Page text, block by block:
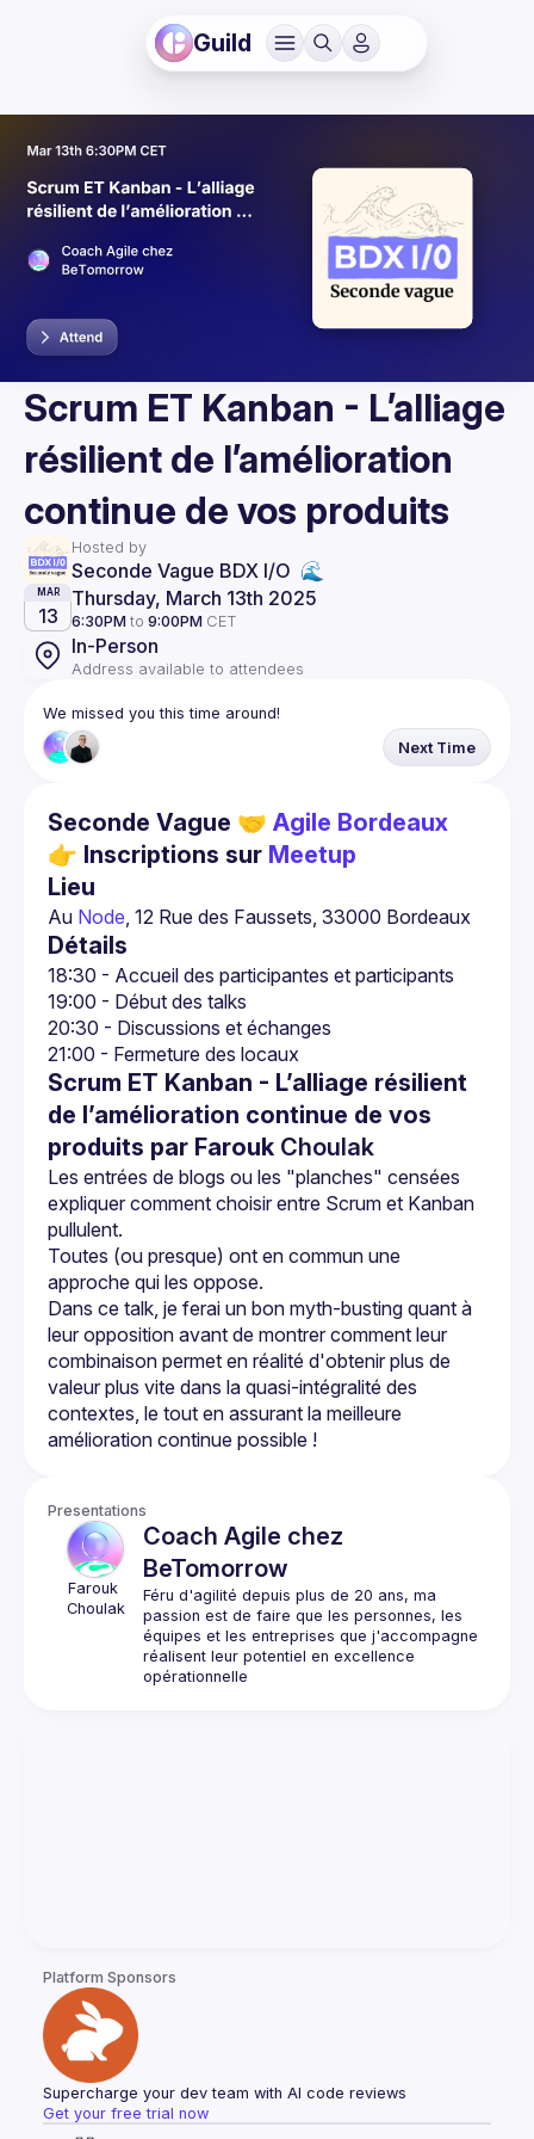
Guild
Scrum ET Kanban - L’alliage
résilient de l’amélioration
continue de vos produits
Hosted by
Seconde Vague BDX I/O  🌊
MAR
13
Thursday, March 13th 2025
6:30PM to 9:00PM CET
In-Person
Address available to attendees
We missed you this time around!
Next Time
Seconde Vague 🤝 Agile Bordeaux
👉 Inscriptions sur Meetup
Lieu
Au Node, 12 Rue des Faussets, 33000 Bordeaux
Détails
Scrum ET Kanban - L’alliage résilient
de l’amélioration continue de vos
produits par Farouk Choulak
Les entrées de blogs ou les "planches" censées
expliquer comment choisir entre Scrum et Kanban
Toutes (ou presque) ont en commun une
Dans ce talk, je ferai un bon myth-busting quant à
leur opposition avant de montrer comment leur
combinaison permet en réalité d'obtenir plus de
valeur plus vite dans la quasi-intégralité des
contextes, le tout en assurant la meilleure
Presentations
Farouk
Choulak
Coach Agile chez
BeTomorrow
Féru d'agilité depuis plus de 20 ans, ma
passion est de faire que les personnes, les
équipes et les entreprises que j'accompagne
réalisent leur potentiel en excellence
Platform Sponsors
Supercharge your dev team with AI code reviews
Get your free trial now